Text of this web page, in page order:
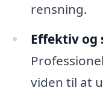
rensning.
Effektiv og
viden til at